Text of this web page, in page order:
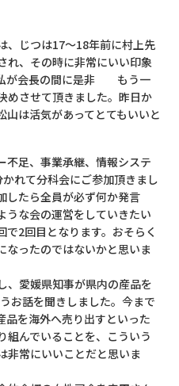
、じつは17～18年前に村上先
れ、その時に非常にいい印象
私が会長の間に是非 もう一
めさせて頂きました。昨日か
山は活気があってとてもいいと
不足、事業承継、情報システ
れて分科会にご参加頂きまし
したら全員が必ず何か発言
うな会の運営をしていきたい
2回目となります。おそらく
なったのではないかと思いま
、愛媛県知事が県内の産品を
お話を聞きしました。今まで
品を海外へ売り出すといった
組んでいることを、こういう
非常にいいことだと思いま